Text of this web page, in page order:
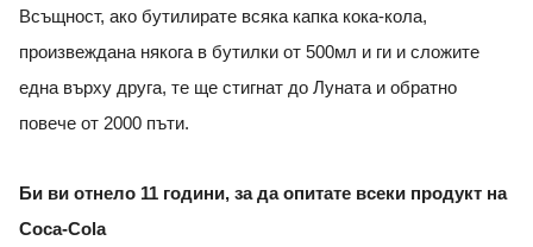
Всъщност, ако бутилирате всяка капка кока-кола,
произвеждана някога в бутилки от 500мл и ги и сложите
една върху друга, те ще стигнат до Луната и обратно
повече от 2000 пъти.
Би ви отнело 11 години, за да опитате всеки продукт на
Coca-Cola